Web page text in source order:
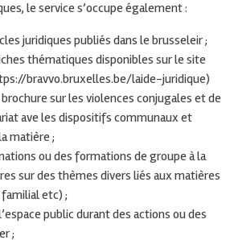
le service s’occupe également :
juridiques publiés dans le brusseleir ;
thématiques disponibles sur le site
bravvo.bruxelles.be/laide-juridique)
sur les violences conjugales et de
ave les dispositifs communaux et
matière ;
ou des formations de groupe à la
sur des thèmes divers liés aux matières
etc) ;
public durant des actions ou des
;